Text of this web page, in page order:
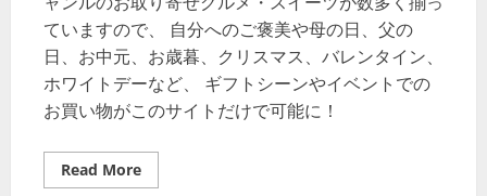
ていますので、 自分へのご褒美や母の日、父の
日、お中元、お歳暮、クリスマス、バレンタイン、
ホワイトデーなど、 ギフトシーンやイベントでの
お買い物がこのサイトだけで可能に！
Read More